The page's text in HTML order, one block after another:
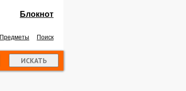
Блокнот
Предметы Поиск